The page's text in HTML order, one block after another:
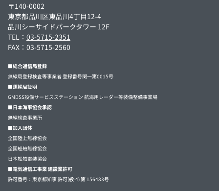
〒140-0002
東京都品川区東品川4丁目12-4
品川シーサイドパークタワー 12F
TEL： 03-5715-2351
FAX：03-5715-2560
■総合通信局登録
無線局登録検査等事業者 登録番号関一第0015号
■運輸局証明
GMDSS設備サービスステーション 航海用レーダー等装備整備事業場
■日本海事協会承認
無線検査事業所
■加入団体
全国陸上無線協会
全国船舶無線協会
日本船舶電装協会
■電気通信工事業 建設業許可
許可番号：東京都知事 許可(般-4) 第 156483号